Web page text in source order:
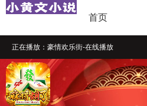
首页
播放卡顿时，请做适当缓冲
如果觉得不错，请点击下方横幅广告注册